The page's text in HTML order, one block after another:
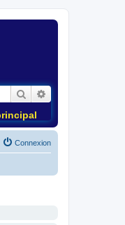
Rechercher
Connexion